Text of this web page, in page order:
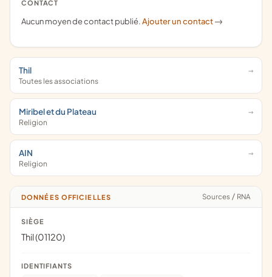
CONTACT
Aucun moyen de contact publié.Ajouter un contact ->
Thil
Toutes les associations
Miribel et du Plateau
Religion
AIN
Religion
DONNÉES OFFICIELLES Sources / RNA
SIÈGE
Thil (01120)
IDENTIFIANTS